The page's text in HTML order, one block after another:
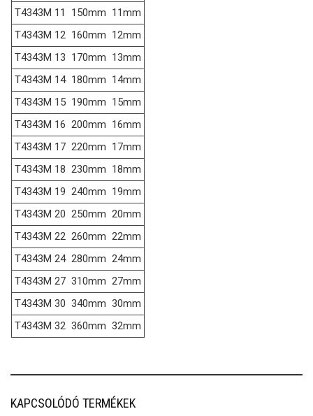
T4343M 11 150mm 11mm
T4343M 12 160mm 12mm
T4343M 13 170mm 13mm
T4343M 14 180mm 14mm
T4343M 15 190mm 15mm
T4343M 16 200mm 16mm
T4343M 17 220mm 17mm
T4343M 18 230mm 18mm
T4343M 19 240mm 19mm
T4343M 20 250mm 20mm
T4343M 22 260mm 22mm
T4343M 24 280mm 24mm
T4343M 27 310mm 27mm
T4343M 30 340mm 30mm
T4343M 32 360mm 32mm
KAPCSOLÓDÓ TERMÉKEK